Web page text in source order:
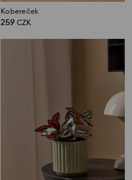
Kobereček
259 CZK